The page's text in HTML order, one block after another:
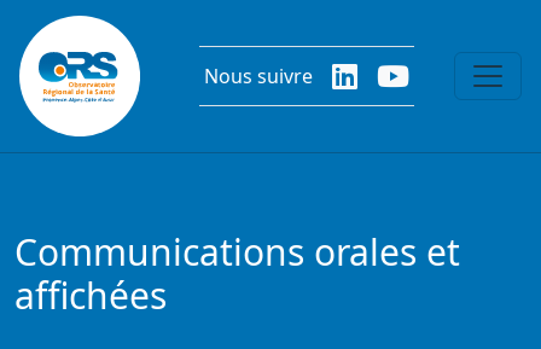
Aller au contenu principal
Nous suivre
Communications orales et
affichées